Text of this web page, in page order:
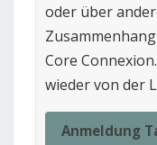
oder über
Core
wieder von der
Anmeldung